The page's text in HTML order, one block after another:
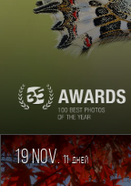
19 nov.11дней